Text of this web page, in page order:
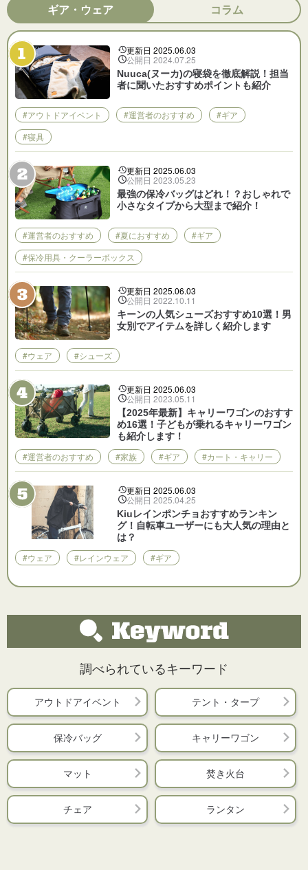
ギア・ウェア コラム
更新日 2025.06.03
公開日 2024.07.25
Nuuca(ヌーカ)の寝袋を徹底解説！担当
者に聞いたおすすめポイントも紹介
#アウトドアイベント #運営者のおすすめ
#ギア
#寝具
更新日 2025.06.03
公開日 2023.05.23
最強の保冷バッグはどれ！？おしゃれで
小さなタイプから大型まで紹介！
#運営者のおすすめ #夏におすすめ
#ギア
#保冷用具・クーラーボックス
更新日 2025.06.03
公開日 2022.10.11
キーンの人気シューズおすすめ10選！男
女別でアイテムを詳しく紹介します
#ウェア #シューズ
更新日 2025.06.03
公開日 2023.05.11
【2025年最新】キャリーワゴンのおすす
め16選！子どもが乗れるキャリーワゴン
も紹介します！
#運営者のおすすめ #家族 #ギア #カート・キャリー
更新日 2025.06.03
公開日 2025.04.25
Kiuレインポンチョおすすめランキン
グ！自転車ユーザーにも大人気の理由と
は？
#ウェア #レインウェア #ギア
調べられているキーワード
アウトドアイベント テント・タープ
保冷バッグ キャリーワゴン
マット 焚き火台
チェア ランタン